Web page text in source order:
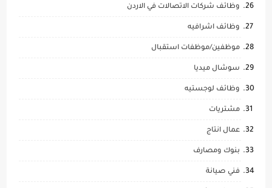
وظائف شركات الاتصالات في الاردن
وظائف اشرافيه
موظفين/موظفات استقبال
سوشال ميديا
وظائف لوجستيه
مشتريات
عمال انتاج
بنوك ومصارف
فني صيانة